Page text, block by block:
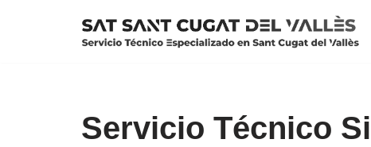
Servicio Técnico